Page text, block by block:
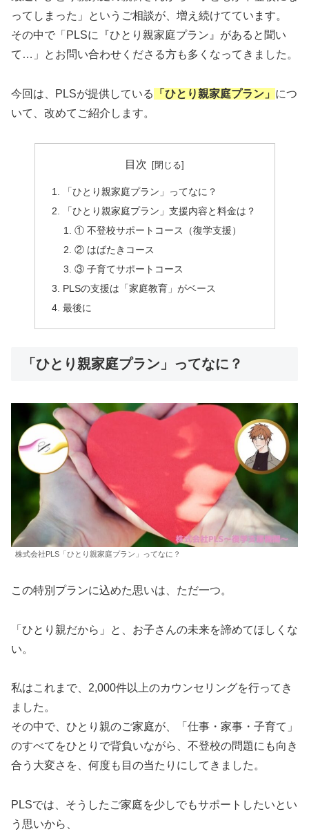
ってしまった」というご相談が、増え続けてています。
その中で「PLSに『ひとり親家庭プラン』があると聞い
て…」とお問い合わせくださる方も多くなってきました。
今回は、PLSが提供している 「ひとり親家庭プラン」 につ
いて、改めてご紹介します。
目次
「ひとり親家庭プラン」ってなに？
「ひとり親家庭プラン」支援内容と料金は？
① 不登校サポートコース（復学支援）
② はばたきコース
③ 子育てサポートコース
PLSの支援は「家庭教育」がベース
最後に
「ひとり親家庭プラン」ってなに？
株式会社PLS「ひとり親家庭プラン」ってなに？
この特別プランに込めた思いは、ただ一つ。
「ひとり親だから」と、お子さんの未来を諦めてほしくな
い。
私はこれまで、2,000件以上のカウンセリングを行ってき
ました。
その中で、ひとり親のご家庭が、「仕事・家事・子育て」
のすべてをひとりで背負いながら、不登校の問題にも向き
合う大変さを、何度も目の当たりにしてきました。
PLSでは、そうしたご家庭を少しでもサポートしたいとい
う思いから、